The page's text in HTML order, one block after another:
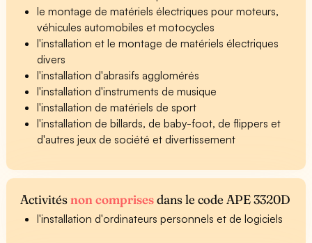
le montage de matériels électriques pour moteurs,
véhicules automobiles et motocycles
l'installation et le montage de matériels électriques
divers
l'installation d'abrasifs agglomérés
l'installation d'instruments de musique
l'installation de matériels de sport
l'installation de billards, de baby-foot, de flippers et
d'autres jeux de société et divertissement
Activitésnon comprisesdans le code APE 3320D
l'installation d'ordinateurs personnels et de logiciels